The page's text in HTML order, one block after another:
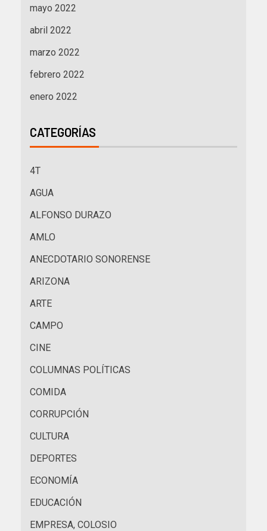
mayo 2022
abril 2022
marzo 2022
febrero 2022
enero 2022
CATEGORÍAS
4T
AGUA
ALFONSO DURAZO
AMLO
ANECDOTARIO SONORENSE
ARIZONA
ARTE
CAMPO
CINE
COLUMNAS POLÍTICAS
COMIDA
CORRUPCIÓN
CULTURA
DEPORTES
ECONOMÍA
EDUCACIÓN
EMPRESA, COLOSIO